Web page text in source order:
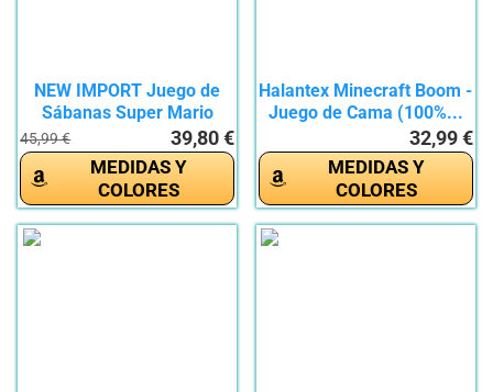
NEW IMPORT Juego de
Sábanas Super Mario
45,99 € 39,80 €
MEDIDAS Y
COLORES
Halantex Minecraft Boom -
Juego de Cama (100%...
32,99 €
MEDIDAS Y
COLORES